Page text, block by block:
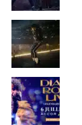
SUJETS ASSOCIÉS:
PATRICK SWAYZE